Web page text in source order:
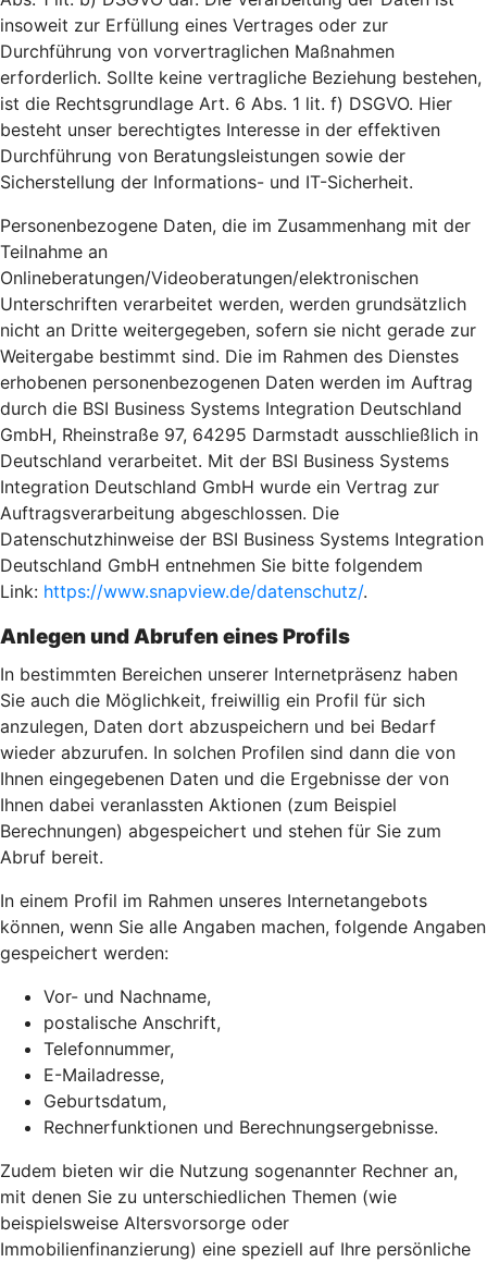
insoweit zur Erfüllung eines Vertrages oder zur
Durchführung von vorvertraglichen Maßnahmen
erforderlich. Sollte keine vertragliche Beziehung bestehen,
ist die Rechtsgrundlage Art. 6 Abs. 1 lit. f) DSGVO. Hier
besteht unser berechtigtes Interesse in der effektiven
Durchführung von Beratungsleistungen sowie der
Sicherstellung der Informations- und IT-Sicherheit.
Personenbezogene Daten, die im Zusammenhang mit der
Teilnahme an
Onlineberatungen/Videoberatungen/elektronischen
Unterschriften verarbeitet werden, werden grundsätzlich
nicht an Dritte weitergegeben, sofern sie nicht gerade zur
Weitergabe bestimmt sind. Die im Rahmen des Dienstes
erhobenen personenbezogenen Daten werden im Auftrag
durch die BSI Business Systems Integration Deutschland
GmbH, Rheinstraße 97, 64295 Darmstadt ausschließlich in
Deutschland verarbeitet. Mit der BSI Business Systems
Integration Deutschland GmbH wurde ein Vertrag zur
Auftragsverarbeitung abgeschlossen. Die
Datenschutzhinweise der BSI Business Systems Integration
Deutschland GmbH entnehmen Sie bitte folgendem
Link: https://www.snapview.de/datenschutz/.
Anlegen und Abrufen eines Profils
In bestimmten Bereichen unserer Internetpräsenz haben
Sie auch die Möglichkeit, freiwillig ein Profil für sich
anzulegen, Daten dort abzuspeichern und bei Bedarf
wieder abzurufen. In solchen Profilen sind dann die von
Ihnen eingegebenen Daten und die Ergebnisse der von
Ihnen dabei veranlassten Aktionen (zum Beispiel
Berechnungen) abgespeichert und stehen für Sie zum
Abruf bereit.
In einem Profil im Rahmen unseres Internetangebots
können, wenn Sie alle Angaben machen, folgende Angaben
gespeichert werden:
Vor- und Nachname,
postalische Anschrift,
Telefonnummer,
E-Mailadresse,
Geburtsdatum,
Rechnerfunktionen und Berechnungsergebnisse.
Zudem bieten wir die Nutzung sogenannter Rechner an,
mit denen Sie zu unterschiedlichen Themen (wie
beispielsweise Altersvorsorge oder
Immobilienfinanzierung) eine speziell auf Ihre persönliche